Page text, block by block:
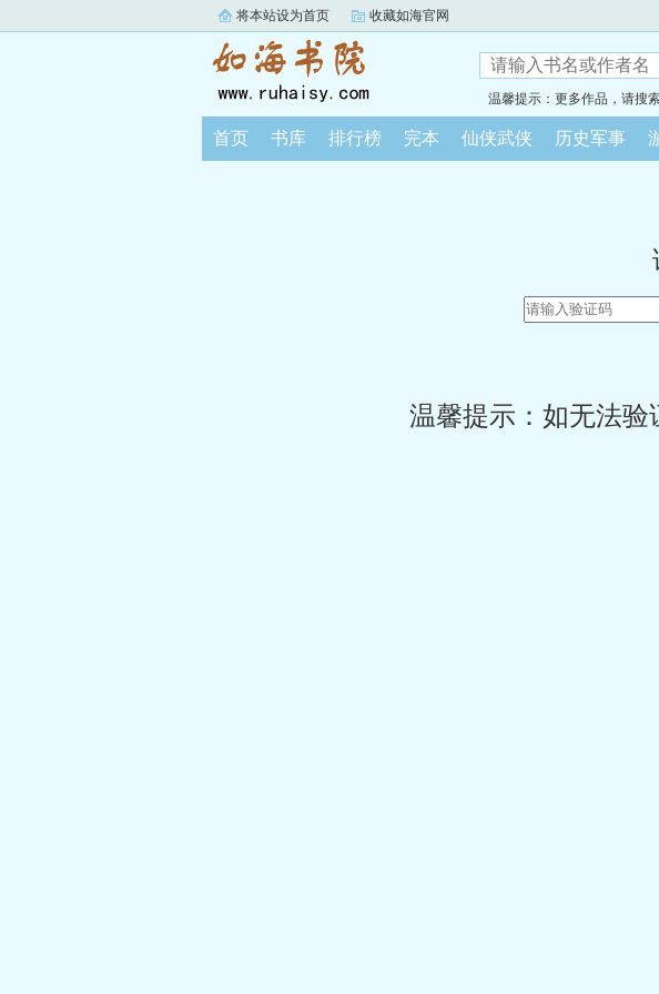
将本站设为首页 收藏如海官网
温馨提示：更多作品，请搜
首页 书库 排行榜 完本 仙侠武侠 历史军事
温馨提示：如无法验